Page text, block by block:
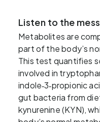
Listen to the
Metabolites are
part of the body’s
This test quantifies
involved in
indole‑3‑propionic
gut bacteria from
kynurenine (KYN),